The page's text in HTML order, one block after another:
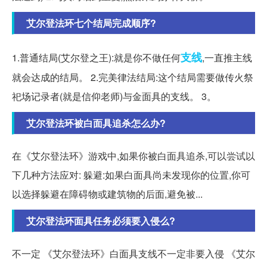
艾尔登法环七个结局完成顺序?
1.普通结局(艾尔登之王):就是你不做任何支线,一直推主线
就会达成的结局。 2.完美律法结局:这个结局需要做传火祭
祀场记录者(就是信仰老师)与金面具的支线。 3。
艾尔登法环被白面具追杀怎么办?
在《艾尔登法环》游戏中,如果你被白面具追杀,可以尝试以
下几种方法应对: 躲避:如果白面具尚未发现你的位置,你可
以选择躲避在障碍物或建筑物的后面,避免被...
艾尔登法环面具任务必须要入侵么?
不一定 《艾尔登法环》白面具支线不一定非要入侵 《艾尔